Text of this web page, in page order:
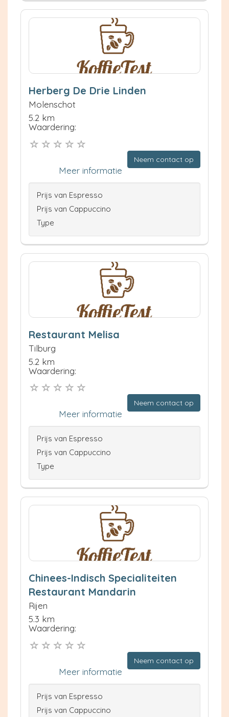
Herberg De Drie Linden
Molenschot
5.2 km
Waardering:
Neem contact op
Meer informatie
Prijs van Espresso
Prijs van Cappuccino
Type
Restaurant Melisa
Tilburg
5.2 km
Waardering:
Neem contact op
Meer informatie
Prijs van Espresso
Prijs van Cappuccino
Type
Chinees-Indisch Specialiteiten
Restaurant Mandarin
Rijen
5.3 km
Waardering:
Neem contact op
Meer informatie
Prijs van Espresso
Prijs van Cappuccino